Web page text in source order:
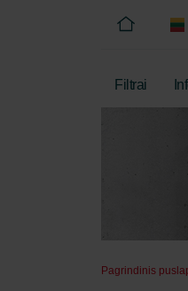
Filtrai
Pagrindinis